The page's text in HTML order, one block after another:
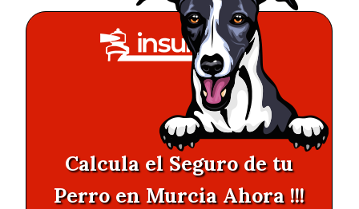
Calcula el Seguro de tu
Perro en Murcia Ahora !!!